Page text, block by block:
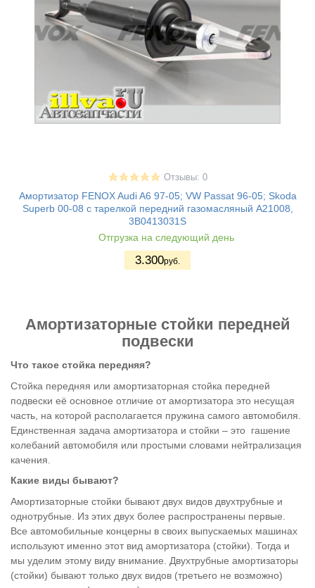
Отзывы: 0
Амортизатор FENOX Audi A6 97-05; VW Passat 96-05; Skoda
Superb 00-08 с тарелкой передний газомасляный A21008,
3B0413031S
Отгрузка на следующий день
3.300руб.
Амортизаторные стойки передней
подвески
Что такое стойка передняя?
Стойка передняя или амортизаторная стойка передней
подвески её основное отличие от амортизатора это несущая
часть, на которой располагается пружина самого автомобиля.
Единственная задача амортизатора и стойки – это гашение
колебаний автомобиля или простыми словами нейтрализация
качения.
Какие виды бывают?
Амортизаторные стойки бывают двух видов двухтрубные и
однотрубные. Из этих двух более распространены первые.
Все автомобильные концерны в своих выпускаемых машинах
используют именно этот вид амортизатора (стойки). Тогда и
мы уделим этому виду внимание. Двухтрубные амортизаторы
(стойки) бывают только двух видов (третьего не возможно)